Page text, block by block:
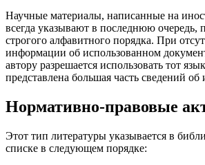
Научные материалы, написанные на
всегда указывают в последнюю очередь,
строгого алфавитного порядка. При
информации об использованном
автору разрешается использовать тот
представлена большая часть сведений об
Нормативно-правовые
Этот тип литературы указывается в
списке в следующем порядке: